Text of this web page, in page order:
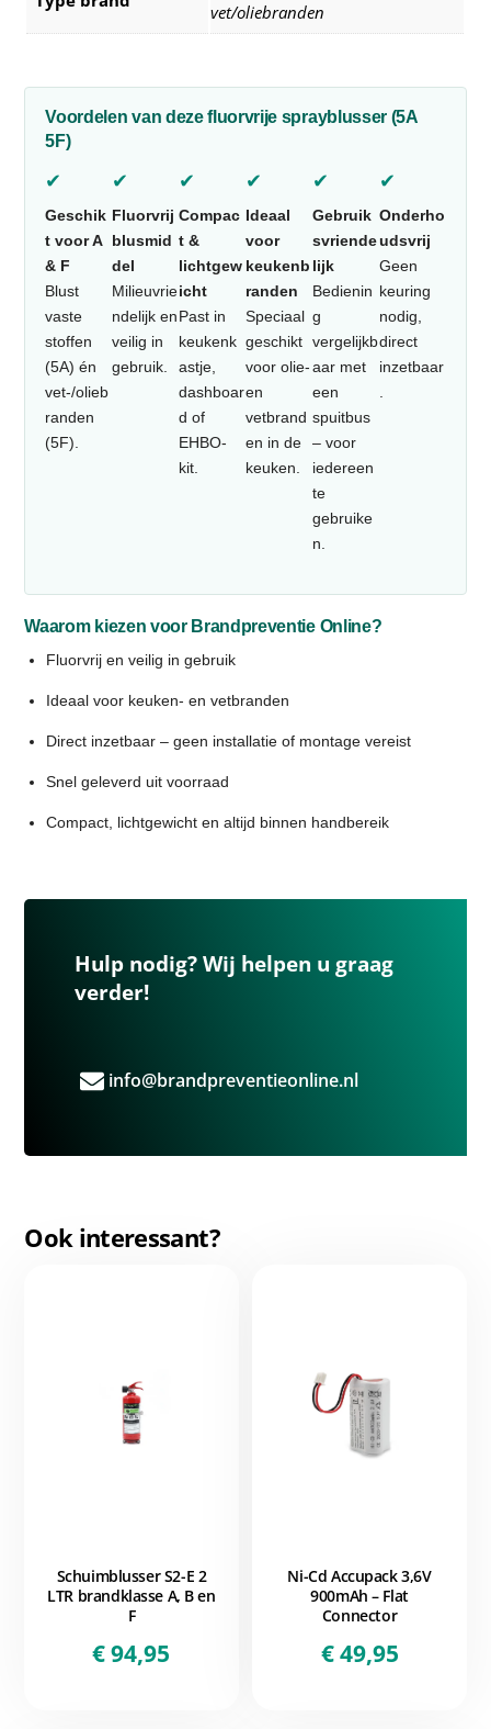
vet/oliebranden
Voordelen van deze fluorvrije sprayblusser (5A
5F)
✔
Geschik
t voor A
& F
Blust
vaste
stoffen
(5A) én
vet-/olieb
randen
(5F).
✔
Fluorvrij
blusmid
del
Milieuvrie
ndelijk en
veilig in
gebruik.
✔
Compac
t &
lichtgew
icht
Past in
keukenk
astje,
dashboar
d of
EHBO-
kit.
✔
Ideaal
voor
keukenb
randen
Speciaal
geschikt
voor olie-
en
vetbrand
en in de
keuken.
✔
Gebruik
svriende
lijk
Bedienin
g
vergelijkb
aar met
een
spuitbus
– voor
iedereen
te
gebruike
n.
✔
Onderho
udsvrij
Geen
keuring
nodig,
direct
inzetbaar
Waarom kiezen voor Brandpreventie Online?
Fluorvrij en veilig in gebruik
Ideaal voor keuken- en vetbranden
Direct inzetbaar – geen installatie of montage vereist
Snel geleverd uit voorraad
Compact, lichtgewicht en altijd binnen handbereik
Hulp nodig? Wij helpen u graag
verder!
info@brandpreventieonline.nl
Ook interessant?
Schuimblusser S2-E 2
LTR brandklasse A, B en
F
€94,95
Ni-Cd Accupack 3,6V
900mAh – Flat
Connector
€49,95